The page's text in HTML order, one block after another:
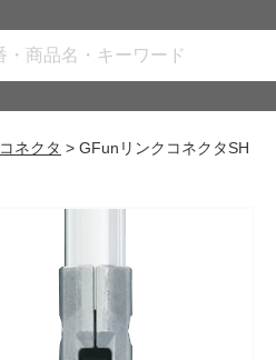
コネクタ GFunリンクコネクタSH